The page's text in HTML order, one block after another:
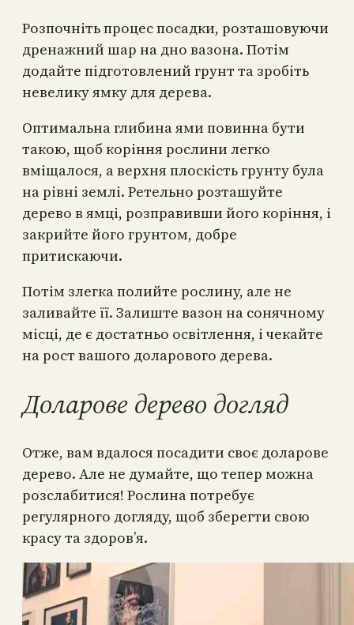
Розпочніть процес посадки, розташовуючи
дренажний шар на дно вазона. Потім
додайте підготовлений грунт та зробіть
невелику ямку для дерева.
Оптимальна глибина ями повинна бути
такою, щоб коріння рослини легко
вміщалося, а верхня плоскість грунту була
на рівні землі. Ретельно розташуйте
дерево в ямці, розправивши його коріння, і
закрийте його грунтом, добре
притискаючи.
Потім злегка полийте рослину, але не
заливайте її. Залиште вазон на сонячному
місці, де є достатньо освітлення, і чекайте
на рост вашого доларового дерева.
Доларове дерево догляд
Отже, вам вдалося посадити своє доларове
дерево. Але не думайте, що тепер можна
розслабитися! Рослина потребує
регулярного догляду, щоб зберегти свою
красу та здоров’я.